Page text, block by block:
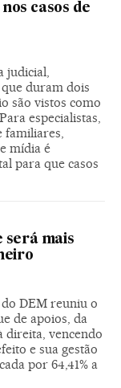
casos de
judicial,
duram dois
são vistos como
especialistas,
familiares,
mídia é
para que casos
será mais
DEM reuniu o
de apoios, da
direita, vencendo
e sua gestão
por 64,41% a